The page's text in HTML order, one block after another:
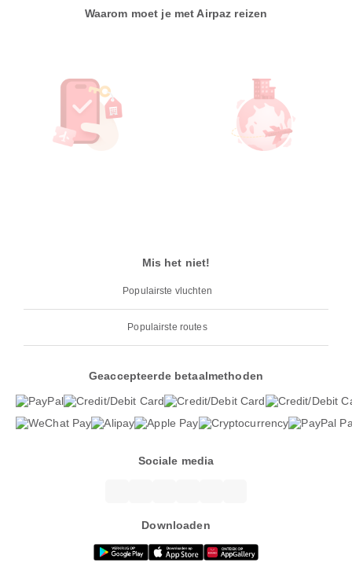
Waarom moet je met Airpaz reizen
Mis het niet!
Populairste vluchten
Populairste routes
Geaccepteerde betaalmethoden
Sociale media
Downloaden